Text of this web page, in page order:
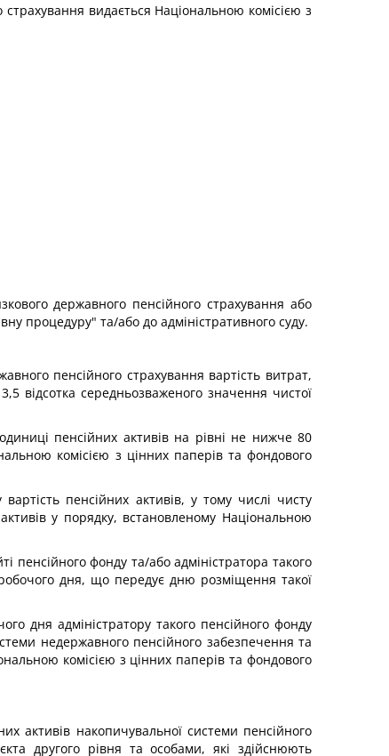
страхування видається Національною комісією з
державного пенсійного страхування або
процедуру" та/або до адміністративного суду.
пенсійного страхування вартість витрат,
відсотка середньозваженого значення чистої
пенсійних активів на рівні не нижче 80
комісією з цінних паперів та фондового
пенсійних активів, у тому числі чисту
у порядку, встановленому Національною
пенсійного фонду та/або адміністратора такого
дня, що передує дню розміщення такої
дня адміністратору такого пенсійного фонду
недержавного пенсійного забезпечення та
комісією з цінних паперів та фондового
активів накопичувальної системи пенсійного
другого рівня та особами, які здійснюють